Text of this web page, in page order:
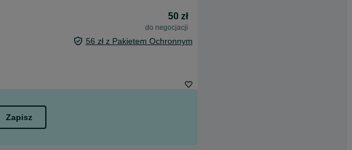
50 zł
do negocjacji
56 zł z Pakietem Ochronnym
Zapisz